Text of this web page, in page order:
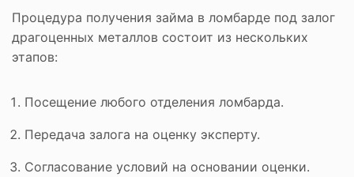
Процедура получения займа в ломбарде под залог
драгоценных металлов состоит из нескольких
этапов:
Посещение любого отделения ломбарда.
Передача залога на оценку эксперту.
Согласование условий на основании оценки.